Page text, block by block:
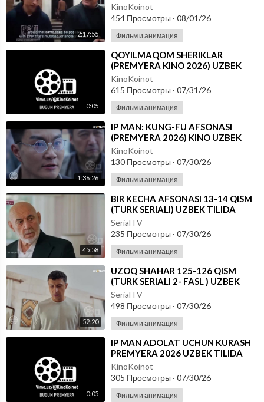
2:17:55
KinoKoinot
454 Просмотры · 08/01/26
Фильм и анимация
0:05
⁣QOYILMAQOM SHERIKLAR
(PREMYERA KINO 2026) UZBEK
TILIDA
KinoKoinot
615 Просмотры · 07/31/26
Фильм и анимация
1:36:26
⁣IP MAN: KUNG-FU AFSONASI
(PREMYERA 2026) KINO UZBEK
TILIDA - SKACHAT
KinoKoinot
130 Просмотры · 07/30/26
Фильм и анимация
45:58
⁣BIR KECHA AFSONASI 13-14 QISM
(TURK SERIALI) UZBEK TILIDA
SerialTV
235 Просмотры · 07/30/26
Фильм и анимация
52:20
⁣UZOQ SHAHAR 125-126 QISM
(TURK SERIALI 2- FASL ) UZBEK
TILIDA
SerialTV
498 Просмотры · 07/30/26
Фильм и анимация
0:05
⁣IP MAN ADOLAT UCHUN KURASH
PREMYERA 2026 UZBEK TILIDA
KinoKoinot
305 Просмотры · 07/30/26
Фильм и анимация